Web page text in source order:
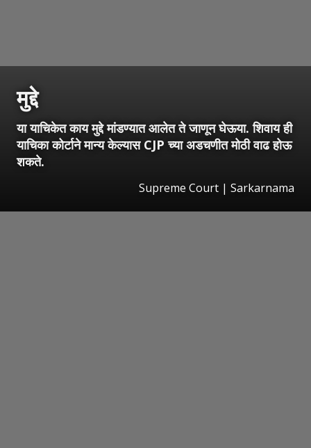
मुद्दे
या याचिकेत काय मुद्दे मांडण्यात आलेत ते जाणून घेऊया. शिवाय ही
याचिका कोर्टाने मान्य केल्यास CJP च्या अडचणीत मोठी वाढ होऊ
शकते.
Supreme Court | Sarkarnama